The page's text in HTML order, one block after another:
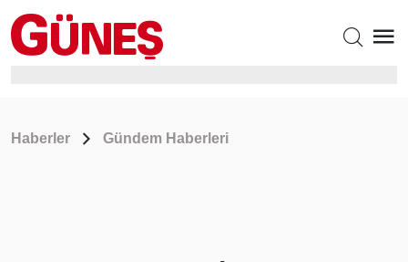
Haberler Gündem Haberleri